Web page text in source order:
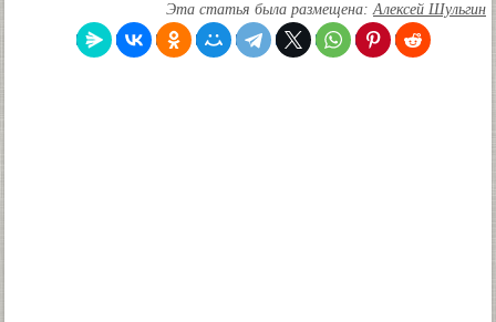
Эта статья была размещена:Алексей Шульгин